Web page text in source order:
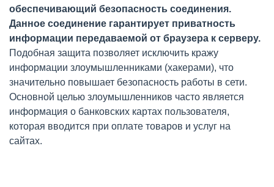
обеспечивающий безопасность соединения.
Данное соединение гарантирует приватность
информации передаваемой от браузера к серверу.
Подобная защита позволяет исключить кражу
информации злоумышленниками (хакерами), что
значительно повышает безопасность работы в сети.
Основной целью злоумышленников часто является
информация о банковских картах пользователя,
которая вводится при оплате товаров и услуг на
сайтах.